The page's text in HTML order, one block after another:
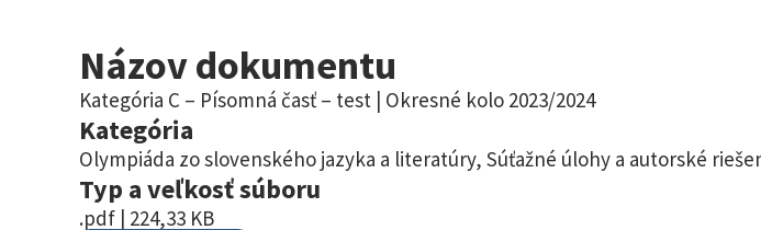
Názov dokumentu
Kategória C – Písomná časť – test | Okresné kolo 2023/2024
Kategória
Olympiáda zo slovenského jazyka a literatúry, Súťažné úlohy a autorské
Typ a veľkosť súboru
.pdf | 224,33 KB